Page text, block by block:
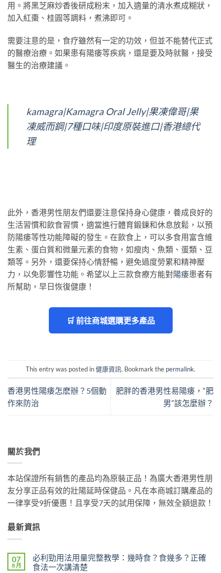
用。將黑芝麻炒香後研成粉末，加入適量的清水煮成糊狀，
加入紅棗、桂圓等調料，煮沸即可。
需要注意的是，食疗雖然有一定的功效，但並不能替代正式
的醫療治療。如果患有陽痿等疾病，還是要及時就醫，接受
醫生的治療建議。
kamagra|Kamagra Oral Jelly|果凍偉哥|果
凍威而鋼|7種口味|印度原裝進口|香港總代
理
此外，香港男性朋友們還要注意保持身心健康，養成良好的
生活習慣和飲食習慣，適當進行體育鍛鍊和休息放鬆，以預
防陽痿等性功能障礙的發生。在飲食上，可以多食用富含維
生素、蛋白質和微量元素的食物，如瘦肉、魚類、蛋類、豆
類等。另外，還要保持心情舒暢，避免過度勞累和精神壓
力，以免影響性功能。希望以上三款食療方能對陽痿患者有
所幫助，早日恢復健康！
🛒 前往商城選購更多產品
This entry was posted in健康資訊. Bookmark the permalink.
香港男性陽痿怎麽辦？5個動
作來防治
肥胖的香港男性易陽痿，“肥
男”該怎麼辦？
關於我們
本站保證所有銷售的產品均為原裝正品！為廣大香港男性朋
友分享正品有效的壯陽延時保健品。凡在本商城訂購產品的
一律享受9折優惠！且享受7天的試用保障，無效全額退款！
最新資訊
07
8 月
必利勁用法用量完整教學：幾時食？食幾多？正確
食法一次講清楚